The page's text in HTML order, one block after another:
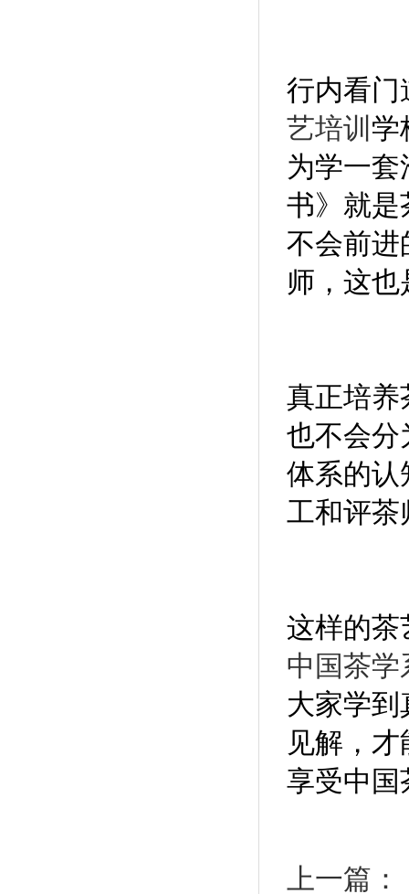
行内看门
艺培训 学
为学一
书》就是
不会前进
师，这
真正培养
也不会分
体系的认
工和评茶
这样的
中国茶学
大家学
见解，
享受中国
上一篇：